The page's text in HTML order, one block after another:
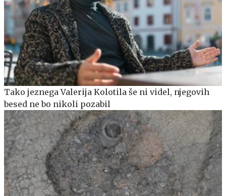
Tako jeznega Valerija Kolotila še ni videl, njegovih
besed ne bo nikoli pozabil